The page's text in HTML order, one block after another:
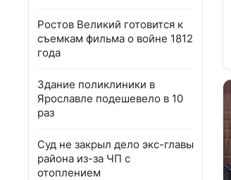
Ростов Великий готовится к
съемкам фильма о войне 1812
года
Здание поликлиники в
Ярославле подешевело в 10
раз
Суд не закрыл дело экс-главы
района из-за ЧП с
отоплением